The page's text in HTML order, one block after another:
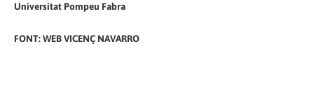
Universitat Pompeu Fabra
FONT: WEB VICENÇ NAVARRO